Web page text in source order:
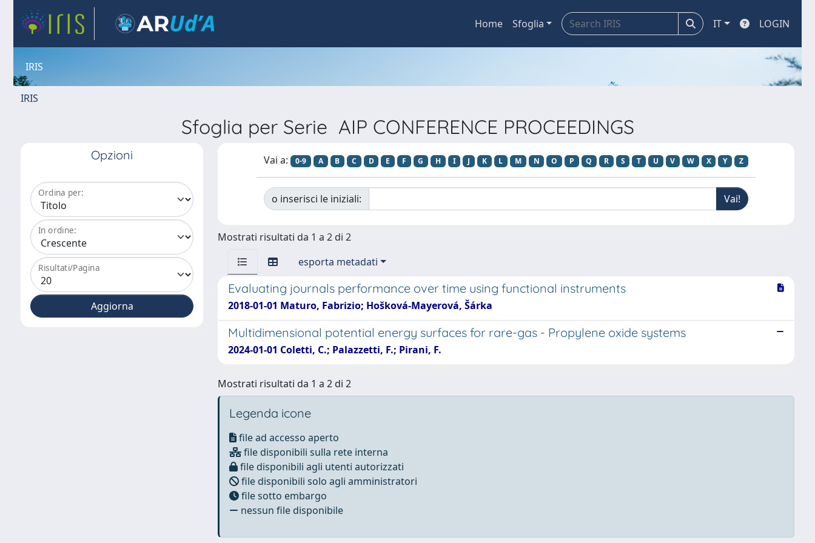
Home Sfoglia IT LOGIN
IRIS
IRIS
Sfoglia per Serie AIP CONFERENCE PROCEEDINGS
Opzioni
Ordina per:
In ordine:
Risultati/Pagina
Vai a: 0-9 A B C D E F G H I J K L M N O P Q R S T U V W X Y Z
o inserisci le iniziali:
Mostrati risultati da 1 a 2 di 2
esporta metadati
Evaluating journals performance over time using functional instruments
2018-01-01 Maturo, Fabrizio; Hošková-Mayerová, Šárka
Multidimensional potential energy surfaces for rare-gas - Propylene oxide systems
2024-01-01 Coletti, C.; Palazzetti, F.; Pirani, F.
Mostrati risultati da 1 a 2 di 2
Legenda icone
file ad accesso aperto
file disponibili sulla rete interna
file disponibili agli utenti autorizzati
file disponibili solo agli amministratori
file sotto embargo
nessun file disponibile